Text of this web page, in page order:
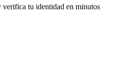
tu identidad en minutos